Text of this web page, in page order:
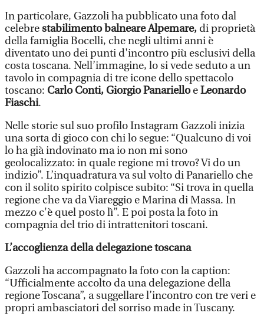
In particolare, Gazzoli ha pubblicato una foto dal
celebrestabilimento balneare Alpemare, di proprietà
della famiglia Bocelli, che negli ultimi anni è
diventato uno dei punti d'incontro più esclusivi della
costa toscana. Nell’immagine, lo si vede seduto a un
tavolo in compagnia di tre icone dello spettacolo
toscano: Carlo Conti, Giorgio PanarielloeLeonardo
Fiaschi.
Nelle storie sul suo profilo Instagram Gazzoli inizia
una sorta di gioco con chi lo segue: “Qualcuno di voi
lo ha già indovinato ma io non mi sono
geolocalizzato: in quale regione mi trovo? Vi do un
indizio”. L’inquadratura va sul volto di Panariello che
con il solito spirito colpisce subito: “Si trova in quella
regione che va da Viareggio e Marina di Massa. In
mezzo c'è quel posto lì”. E poi posta la foto in
compagnia del trio di intrattenitori toscani.
L’accoglienza della delegazione toscana
Gazzoli ha accompagnato la foto con la caption:
“Ufficialmente accolto da una delegazione della
regione Toscana”, a suggellare l’incontro con tre veri e
propri ambasciatori del sorriso made in Tuscany.